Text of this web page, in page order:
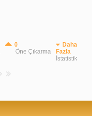
0
Öne Çıkarma
Daha
Fazla
İstatistik